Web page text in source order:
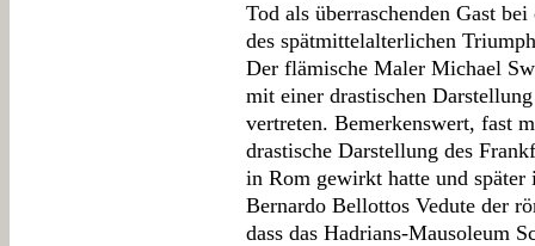
Tod als überraschenden Gast
des spätmittelalterlichen
Der flämische Maler Michael
mit einer drastischen
vertreten. Bemerkenswert, fast
drastische Darstellung des
in Rom gewirkt hatte und später
Bernardo Bellottos Vedute der
dass das Hadrians-Mausoleum